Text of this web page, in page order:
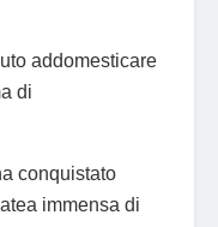
addomesticare
di
conquistato
immensa di